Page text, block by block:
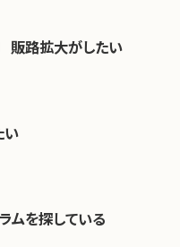
販路拡大がしたい
い
ムを探している